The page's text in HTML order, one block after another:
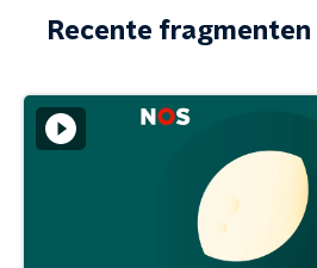
Recente fragmenten